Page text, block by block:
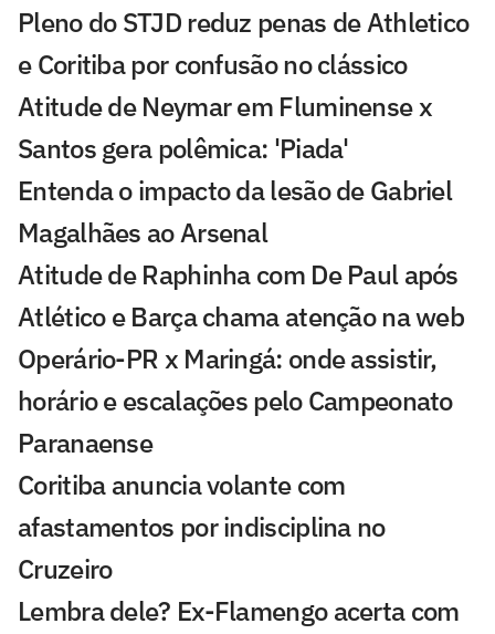
Pleno do STJD reduz penas de Athletico
e Coritiba por confusão no clássico
Atitude de Neymar em Fluminense x
Santos gera polêmica: 'Piada'
Entenda o impacto da lesão de Gabriel
Magalhães ao Arsenal
Atitude de Raphinha com De Paul após
Atlético e Barça chama atenção na web
Operário-PR x Maringá: onde assistir,
horário e escalações pelo Campeonato
Paranaense
Coritiba anuncia volante com
afastamentos por indisciplina no
Cruzeiro
Lembra dele? Ex-Flamengo acerta com